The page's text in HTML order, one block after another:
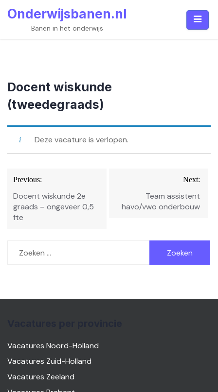
Onderwijsbanen.nl
Banen in het onderwijs
Docent wiskunde
(tweedegraads)
Deze vacature is verlopen.
Bericht
navigatie
Previous:
Docent wiskunde 2e
graads – ongeveer 0,5
fte
Next:
Team assistent
havo/vwo onderbouw
naar:
Vacatures Noord-Holland
Vacatures Zuid-Holland
Vacatures Zeeland